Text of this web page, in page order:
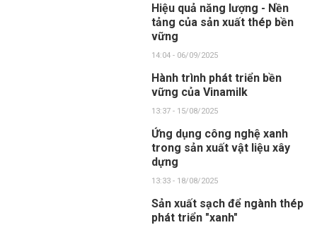
Hiệu quả năng lượng - Nền
tảng của sản xuất thép bền
vững
14:04 - 06/09/2025
Hành trình phát triển bền
vững của Vinamilk
13:37 - 15/08/2025
Ứng dụng công nghệ xanh
trong sản xuất vật liệu xây
dựng
13:33 - 18/08/2025
Sản xuất sạch để ngành thép
phát triển "xanh"